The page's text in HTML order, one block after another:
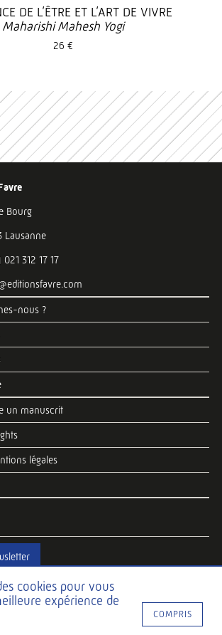
DE L’ÊTRE ET L’ART DE VIVRE
Maharishi Mahesh Yogi
26 €
Bourg
Lausanne
021 312 17 17
nous ?
un manuscrit
légales
Interactive
cookies pour vous
expérience de
COMPRIS